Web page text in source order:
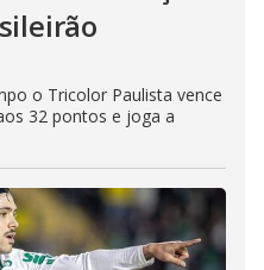
o Tricolor Paulista vence
32 pontos e joga a